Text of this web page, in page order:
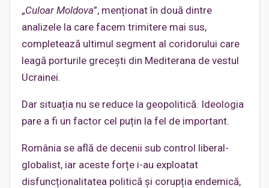
„Culoar Moldova”, menționat în două dintre
analizele la care facem trimitere mai sus,
completează ultimul segment al coridorului care
leagă porturile grecești din Mediterana de vestul
Ucrainei.
Dar situația nu se reduce la geopolitică. Ideologia
pare a fi un factor cel puțin la fel de important.
România se află de decenii sub control liberal-
globalist, iar aceste forțe i-au exploatat
disfuncționalitatea politică și corupția endemică,